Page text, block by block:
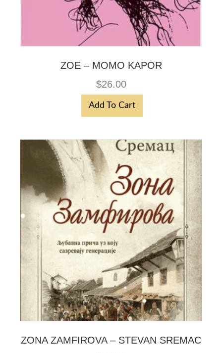
ZOE – MOMO KAPOR
$26.00
Add To Cart
ZONA ZAMFIROVA – STEVAN SREMAC